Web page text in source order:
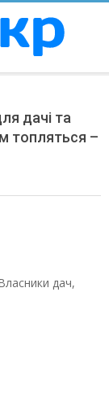
дачі та
топляться –
дач,